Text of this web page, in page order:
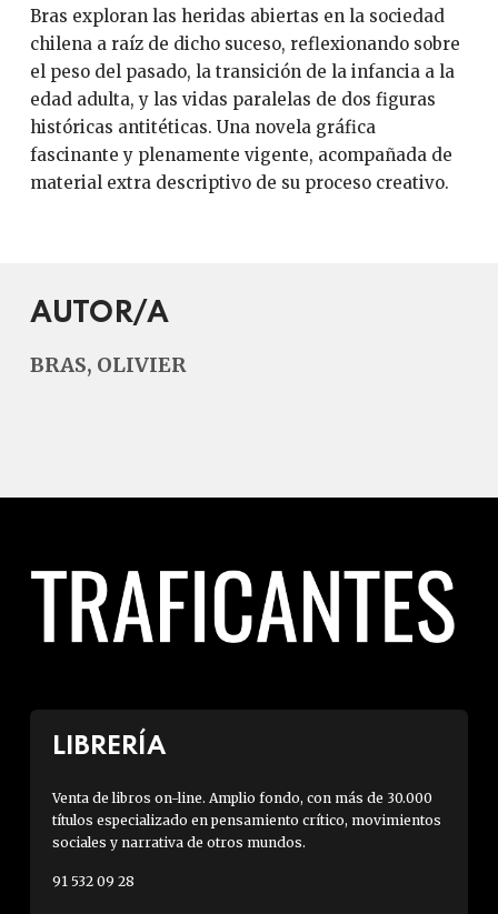
Bras exploran las heridas abiertas en la sociedad
chilena a raíz de dicho suceso, reflexionando sobre
el peso del pasado, la transición de la infancia a la
edad adulta, y las vidas paralelas de dos figuras
históricas antitéticas. Una novela gráfica
fascinante y plenamente vigente, acompañada de
material extra descriptivo de su proceso creativo.
AUTOR/A
BRAS, OLIVIER
LIBRERÍA
Venta de libros on-line. Amplio fondo, con más de 30.000
títulos especializado en pensamiento crítico, movimientos
sociales y narrativa de otros mundos.
91 532 09 28